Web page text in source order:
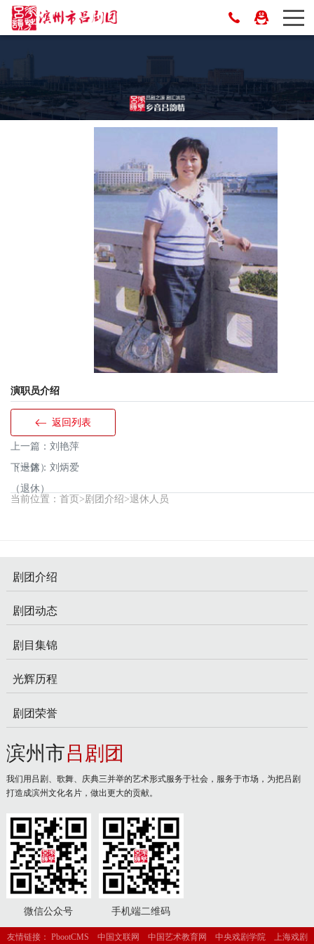
演职员介绍
返回列表
上一篇： 刘艳萍
（退休）
下一篇： 刘炳爱
（退休）
当前位置： 首页 >剧团介绍>退休人员
剧团介绍
剧团动态
剧目集锦
光辉历程
剧团荣誉
滨州市吕剧团
我们用吕剧、歌舞、庆典三并举的艺术形式服务于社会，服务于市场，为把吕剧
打造成滨州文化名片，做出更大的贡献。
微信公众号 手机端二维码
友情链接： PbootCMS 中国文联网 中国艺术教育网 中央戏剧学院 上海戏剧